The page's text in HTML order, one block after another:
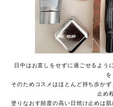
日中はお直しをせずに過ごせるよう
を
そのためコスメはほとんど持ち歩か
止め
塗りなおす頻度の高い日焼け止めは